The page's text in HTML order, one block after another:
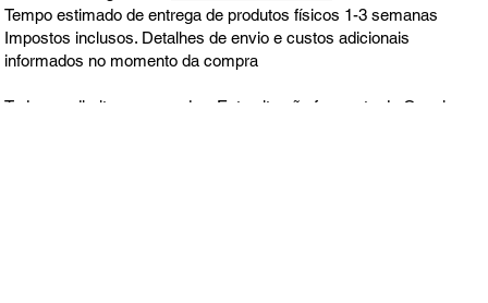
Contatos+55-11-99416-8822,info@UniversoAgilHub.com
Feedbacks/sugestões:Contatos Institucionais
Tempo estimado de entrega de produtos físicos 1-3 semanas
informados no momento da compra